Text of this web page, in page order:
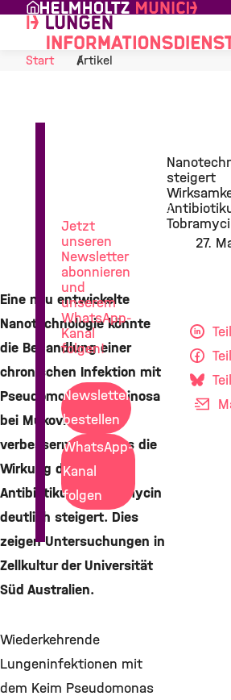
Skip to Content
Start
Artikel
steigert
27.
Eine neu entwickelte
Nanotechnologie könnte
die Behandlung einer
chronischen Infektion mit
Pseudomonas aeruginosa
bei Mukoviszidose
verbessern, indem es die
Wirkung des
Antibiotikums Tobramycin
deutlich steigert. Dies
zeigen Untersuchungen in
Zellkultur der Universität
Süd Australien.
Wiederkehrende
Lungeninfektionen mit
dem Keim Pseudomonas
Lungenforschung
Jetzt
unseren
Newsletter
abonnieren
und
unserem
WhatsApp-
Kanal
folgen!
Newsletter
bestellen
WhatsApp-
Kanal
folgen